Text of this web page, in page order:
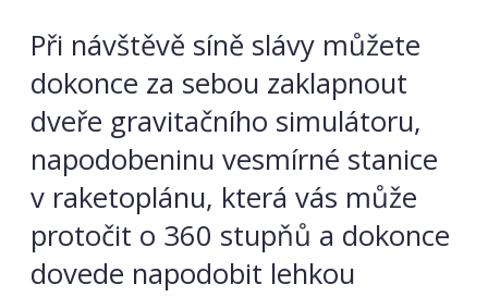
Při návštěvě síně slávy můžete
dokonce za sebou zaklapnout
dveře gravitačního simulátoru,
napodobeninu vesmírné stanice
v raketoplánu, která vás může
protočit o 360 stupňů a dokonce
dovede napodobit lehkou